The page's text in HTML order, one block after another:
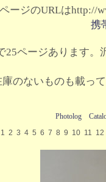
ージのURLはhttp://
携
25ページあります。
庫のないものも載っ
Photolog
1 2 3 4 5 6 7 8 9 10 11 12